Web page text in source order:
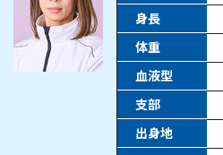
身長
体重
血液型
支部
出身地